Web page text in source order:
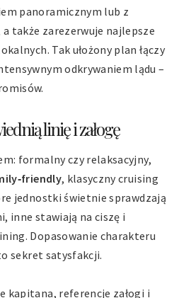
panoramicznym lub z
a także zarezerwuje najlepsze
Tak ułożony plan łączy
odkrywaniem lądu –
linię i załogę
formalny czy relaksacyjny,
, klasyczny cruising
jednostki świetnie sprawdzają
inne stawiają na ciszę i
Dopasowanie charakteru
sekret satysfakcji.
kapitana, referencje załogi i